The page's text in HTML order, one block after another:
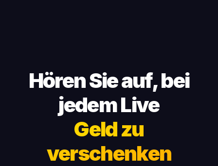
Hören Sie auf, bei
jedem Live
Geld zu
verschenken